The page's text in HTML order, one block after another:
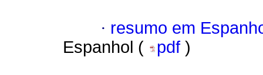
· resumo em
Espanhol (
pdf )